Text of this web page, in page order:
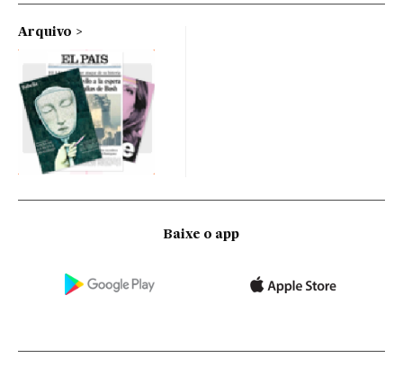
Arquivo
Baixe o app